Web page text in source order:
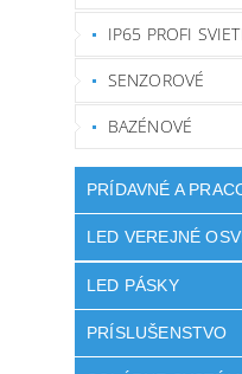
IP65 PROFI
SENZOROVÉ
BAZÉNOVÉ
PRÍDAVNÉ A
LED VEREJNÉ
LED PÁSKY
PRÍSLUŠENSTVO